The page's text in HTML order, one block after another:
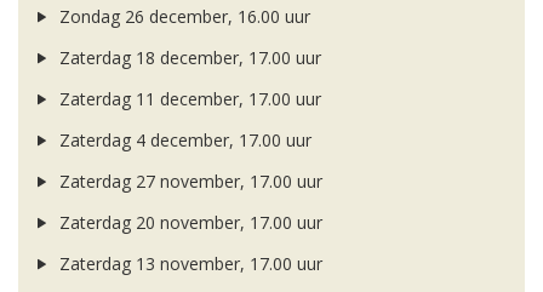
Zondag 26 december, 16.00 uur
Zaterdag 18 december, 17.00 uur
Zaterdag 11 december, 17.00 uur
Zaterdag 4 december, 17.00 uur
Zaterdag 27 november, 17.00 uur
Zaterdag 20 november, 17.00 uur
Zaterdag 13 november, 17.00 uur